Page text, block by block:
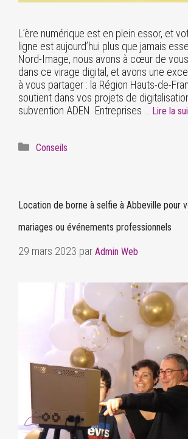
L’ère numérique est en plein essor, et
ligne est aujourd’hui plus que jamais
Nord-Image, nous avons à cœur de
dans ce virage digital, et avons une
à vous partager : la Région Hauts-de-
soutient dans vos projets de
subvention ADEN. Entreprises …
Lire la
Conseils
Location de borne à selfie à Abbeville pour
mariages ou événements professionnels
29 mars 2023 par Admin Web